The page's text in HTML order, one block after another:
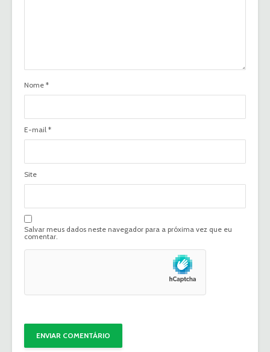
Nome *
E-mail *
Site
Salvar meus dados neste navegador para a próxima vez que eu
comentar.